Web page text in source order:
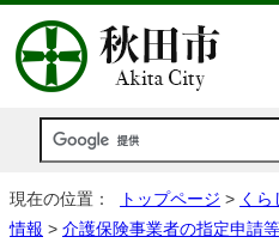
現在の位置： トップページ > くら
情報 > 介護保険事業者の指定申請